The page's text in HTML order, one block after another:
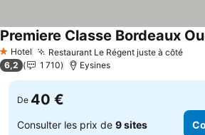
1 Étoiles
Hotel Restaurant Le Régent juste à côté
Premiere Classe Bordeaux
6,2 1 710 Eysines
De 40 €
Consulter les prix de 9 sites